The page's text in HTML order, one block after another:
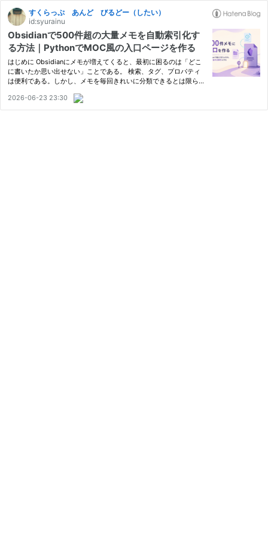
すくらっぷ あんど びるどー（したい）
id:syurainu
Obsidianで500件超の大量メモを自動索引化す
る方法｜PythonでMOC風の入口ページを作る
はじめに Obsidianにメモが増えてくると、最初に困るのは「どこ
に書いたか思い出せない」ことである。 検索、タグ、プロパティ
は便利である。しかし、メモを毎回きれいに分類できるとは限らな
ォルダに置いたか」を思い出せない場面が増える。 そこで、メモ
本…
2026-06-23 23:30